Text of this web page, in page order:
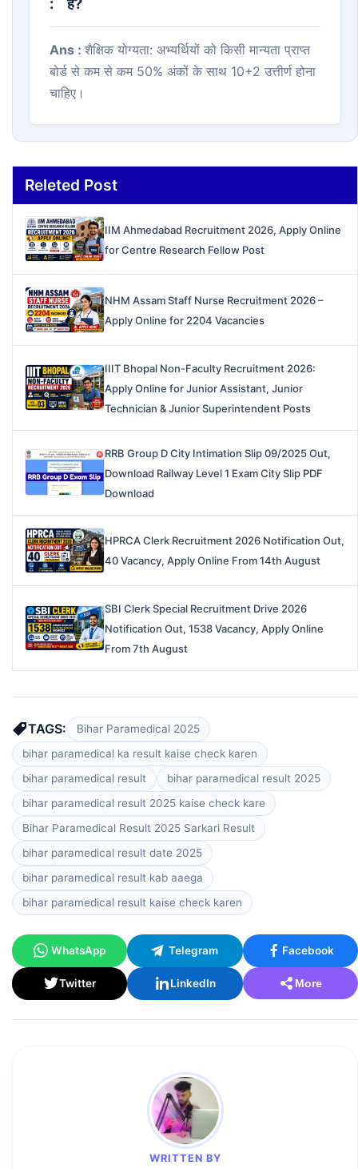
Ans : शैक्षिक योग्यता: अभ्यर्थियों को किसी मान्यता प्राप्त
बोर्ड से कम से कम 50% अंकों के साथ 10+2 उत्तीर्ण होना
चाहिए।
Releted Post
IIM Ahmedabad Recruitment 2026, Apply Online
for Centre Research Fellow Post
NHM Assam Staff Nurse Recruitment 2026 –
Apply Online for 2204 Vacancies
IIIT Bhopal Non-Faculty Recruitment 2026:
Apply Online for Junior Assistant, Junior
Technician & Junior Superintendent Posts
RRB Group D City Intimation Slip 09/2025 Out,
Download Railway Level 1 Exam City Slip PDF
Download
HPRCA Clerk Recruitment 2026 Notification Out,
40 Vacancy, Apply Online From 14th August
SBI Clerk Special Recruitment Drive 2026
Notification Out, 1538 Vacancy, Apply Online
From 7th August
TAGS:
Bihar Paramedical 2025
bihar paramedical ka result kaise check karen
bihar paramedical result
bihar paramedical result 2025
bihar paramedical result 2025 kaise check kare
Bihar Paramedical Result 2025 Sarkari Result
bihar paramedical result date 2025
bihar paramedical result kab aaega
bihar paramedical result kaise check karen
WhatsApp Telegram Facebook
Twitter LinkedIn More
WRITTEN BY